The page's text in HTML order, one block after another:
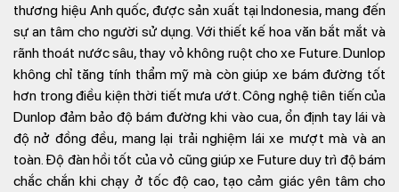
thương hiệu Anh quốc, được sản xuất tại Indonesia, mang đến
sự an tâm cho người sử dụng. Với thiết kế hoa văn bắt mắt và
rãnh thoát nước sâu, thay vỏ không ruột cho xe Future. Dunlop
không chỉ tăng tính thẩm mỹ mà còn giúp xe bám đường tốt
hơn trong điều kiện thời tiết mưa ướt. Công nghệ tiên tiến của
Dunlop đảm bảo độ bám đường khi vào cua, ổn định tay lái và
độ nở đồng đều, mang lại trải nghiệm lái xe mượt mà và an
toàn. Độ đàn hồi tốt của vỏ cũng giúp xe Future duy trì độ bám
chắc chắn khi chạy ở tốc độ cao, tạo cảm giác yên tâm cho